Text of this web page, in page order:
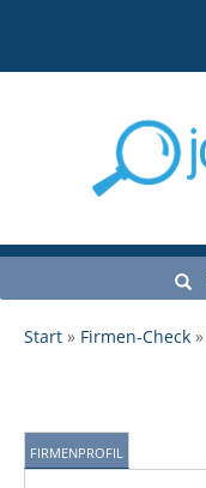
Start Firmen-Check
FIRMENPROFIL